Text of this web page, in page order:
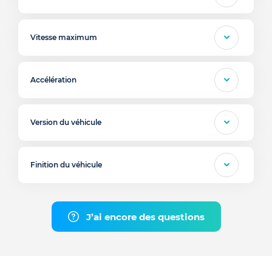
Vitesse maximum
Accélération
Version du véhicule
Finition du véhicule
J’ai encore des questions